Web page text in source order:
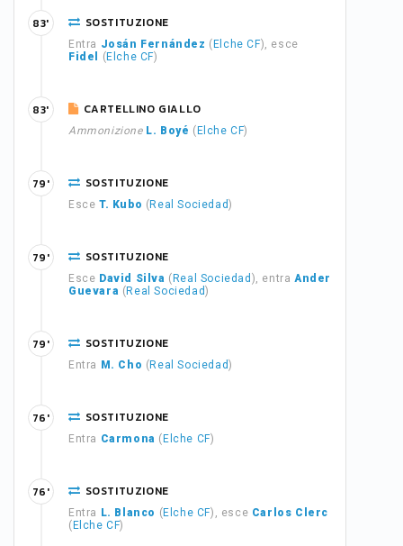
SOSTITUZIONE
Entra Josán Fernández ( Elche CF), esce
Fidel
( Elche CF)
83'
CARTELLINO GIALLO
Ammonizione L. Boyé ( Elche CF)
83'
SOSTITUZIONE
Esce T. Kubo ( Real Sociedad)
79'
SOSTITUZIONE
Esce David Silva ( Real Sociedad ), entraAnder
Guevara ( Real Sociedad)
79'
SOSTITUZIONE
Entra M. Cho ( Real Sociedad)
79'
SOSTITUZIONE
Entra Carmona ( Elche CF)
76'
SOSTITUZIONE
Entra L. Blanco ( Elche CF), esce Carlos Clerc
( Elche CF)
76'